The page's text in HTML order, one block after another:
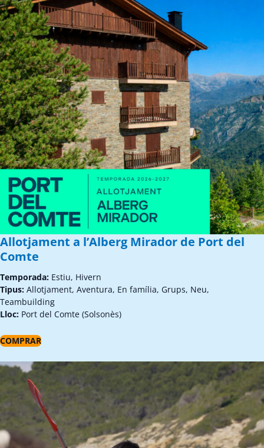
Allotjament a l’Alberg Mirador de Port del
Comte
Temporada: Estiu, Hivern
Tipus: Allotjament, Aventura, En família, Grups, Neu,
Teambuilding
Lloc: Port del Comte (Solsonès)
COMPRAR